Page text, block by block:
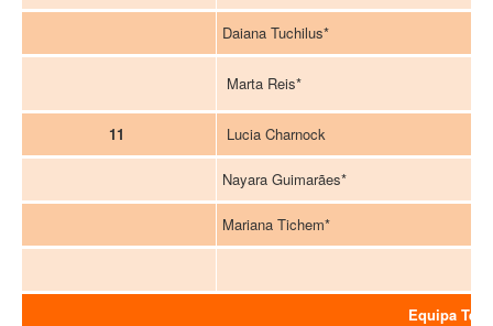
Daiana Tuchilus*
Marta Reis*
11 Lucia Charnock
Nayara Guimarães*
Mariana Tichem*
Equipa